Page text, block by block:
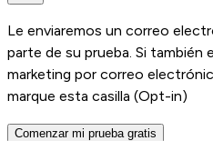
Le enviaremos un correo
parte de su prueba. Si también
marketing por correo
marque esta casilla (Opt-in)
Comenzar mi prueba gratis